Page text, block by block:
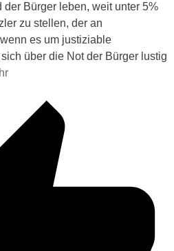
Bürger leben, weit unter 5%
zu stellen, der an
es um justiziable
über die Not der Bürger lustig